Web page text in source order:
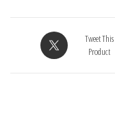
Tweet This
Product